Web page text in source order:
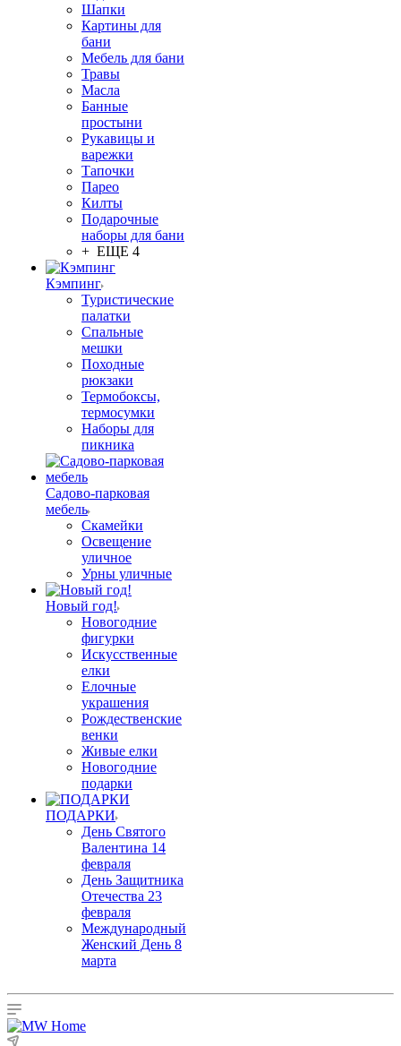
Шапки
Картины для
бани
Мебель для бани
Травы
Масла
Банные
простыни
Рукавицы и
варежки
Тапочки
Парео
Килты
Подарочные
наборы для бани
+ ЕЩЕ 4
Кэмпинг
Туристические
палатки
Спальные
мешки
Походные
рюкзаки
Термобоксы,
термосумки
Наборы для
пикника
Садово-парковая
мебель
Скамейки
Освещение
уличное
Урны уличные
Новый год!
Новогодние
фигурки
Искусственные
елки
Елочные
украшения
Рождественские
венки
Живые елки
Новогодние
подарки
ПОДАРКИ
День Святого
Валентина 14
февраля
День Защитника
Отечества 23
февраля
Международный
Женский День 8
марта